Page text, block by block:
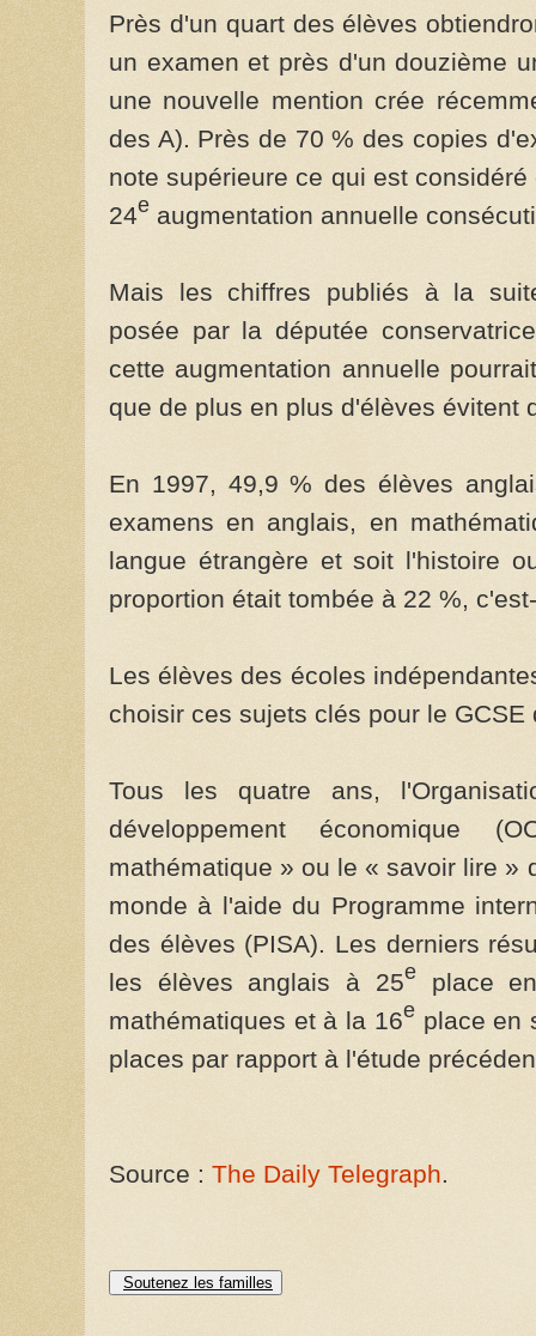
Près d'un quart des élèves
un examen et près d'un douzième
une nouvelle mention crée
des A). Près de 70 % des copies
note supérieure ce qui est
24e augmentation annuelle
Mais les chiffres publiés à la
posée par la députée
cette augmentation annuelle
que de plus en plus d'élèves évitent
En 1997, 49,9 % des élèves
examens en anglais, en
langue étrangère et soit l'histoire
proportion était tombée à 22 %,
Les élèves des écoles
choisir ces sujets clés pour le
Tous les quatre ans,
développement économique
mathématique » ou le « savoir lire »
monde à l'aide du Programme
des élèves (PISA). Les derniers
les élèves anglais à 25e place
mathématiques et à la 16eplace en
places par rapport à l'étude
Source : The Daily Telegraph.
Soutenez les familles